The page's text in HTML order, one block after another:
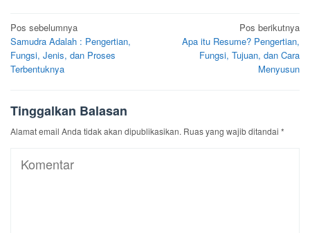
Navigasi
pos
Pos sebelumnya
Samudra Adalah : Pengertian,
Fungsi, Jenis, dan Proses
Terbentuknya
Pos berikutnya
Apa itu Resume? Pengertian,
Fungsi, Tujuan, dan Cara
Menyusun
Tinggalkan Balasan
Alamat email Anda tidak akan dipublikasikan. Ruas yang wajib ditandai *